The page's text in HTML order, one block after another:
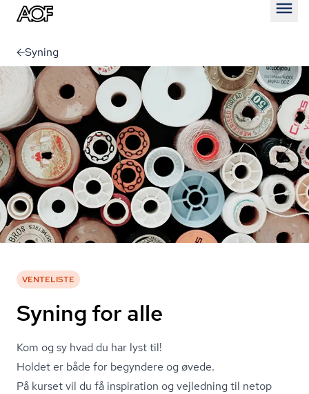
Syning
VENTELISTE
Syning for alle
Kom og sy hvad du har lyst til!
Holdet er både for begyndere og øvede.
På kurset vil du få inspiration og vejledning til netop